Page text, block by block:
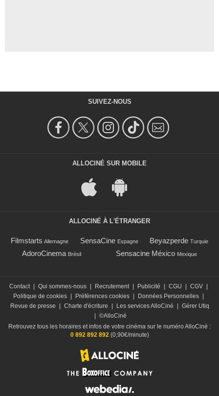
SUIVEZ-NOUS
ALLOCINÉ SUR MOBILE
ALLOCINÉ À L'ÉTRANGER
Filmstarts Allemagne SensaCine Espagne Beyazperde Turquie
AdoroCinema Brésil Sensacine México Mexique
Contact | Qui sommes-nous | Recrutement | Publicité | CGU | CGV |
Politique de cookies | Préférences cookies | Données Personnelles |
Revue de presse
| Charte d'écriture | Les services AlloCiné | Gérer Utiq
| ©AlloCiné
Retrouvez tous les horaires et infos de votre cinéma sur le numéro AlloCiné :
0 892 892 892(0,90€/minute)